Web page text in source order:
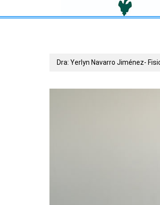
Dra: Yerlyn Navarro Jiménez-